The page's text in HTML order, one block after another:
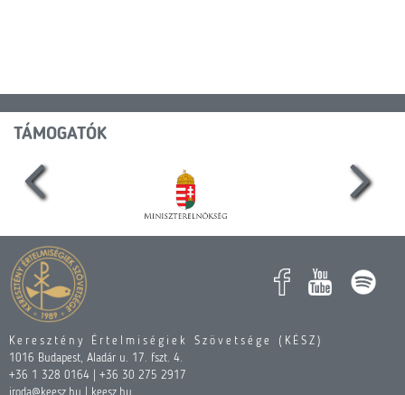
TÁMOGATÓK
Keresztény Értelmiségiek Szövetsége (KÉSZ)
1016 Budapest, Aladár u. 17. fszt. 4.
+36 1 328 0164 | +36 30 275 2917